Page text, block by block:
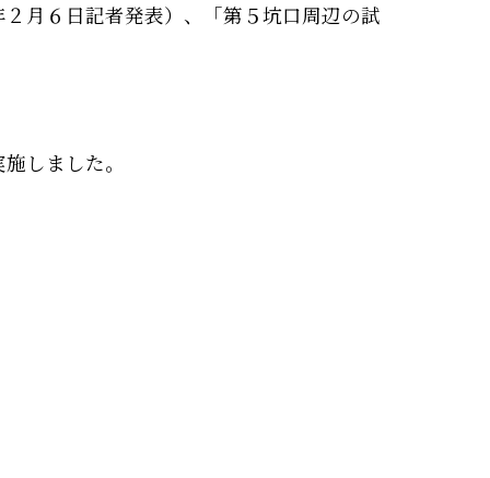
月６日記者発表）、「第５坑口周辺の試
しました。